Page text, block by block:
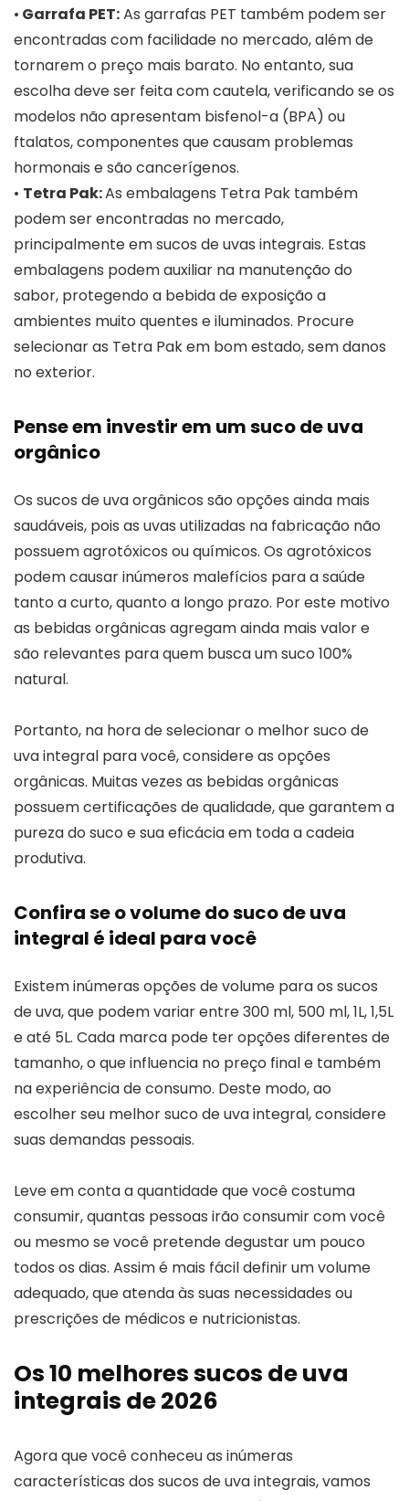
• Garrafa PET:As garrafas PET também podem ser
encontradas com facilidade no mercado, além de
tornarem o preço mais barato. No entanto, sua
escolha deve ser feita com cautela, verificando se os
modelos não apresentam bisfenol-a (BPA) ou
ftalatos, componentes que causam problemas
hormonais e são cancerígenos.
• Tetra Pak:As embalagens Tetra Pak também
podem ser encontradas no mercado,
principalmente em sucos de uvas integrais. Estas
embalagens podem auxiliar na manutenção do
sabor, protegendo a bebida de exposição a
ambientes muito quentes e iluminados. Procure
selecionar as Tetra Pak em bom estado, sem danos
no exterior.
Pense em investir em um suco de uva
orgânico
Os sucos de uva orgânicos são opções ainda mais
saudáveis, pois as uvas utilizadas na fabricação não
possuem agrotóxicos ou químicos. Os agrotóxicos
podem causar inúmeros malefícios para a saúde
tanto a curto, quanto a longo prazo. Por este motivo
as bebidas orgânicas agregam ainda mais valor e
são relevantes para quem busca um suco 100%
natural.
Portanto, na hora de selecionar o melhor suco de
uva integral para você, considere as opções
orgânicas. Muitas vezes as bebidas orgânicas
possuem certificações de qualidade, que garantem a
pureza do suco e sua eficácia em toda a cadeia
produtiva.
Confira se o volume do suco de uva
integral é ideal para você
Existem inúmeras opções de volume para os sucos
de uva, que podem variar entre 300 ml, 500 ml, 1L, 1,5L
e até 5L. Cada marca pode ter opções diferentes de
tamanho, o que influencia no preço final e também
na experiência de consumo. Deste modo, ao
escolher seu melhor suco de uva integral, considere
suas demandas pessoais.
Leve em conta a quantidade que você costuma
consumir, quantas pessoas irão consumir com você
ou mesmo se você pretende degustar um pouco
todos os dias. Assim é mais fácil definir um volume
adequado, que atenda às suas necessidades ou
prescrições de médicos e nutricionistas.
Os 10 melhores sucos de uva
integrais de 2026
Agora que você conheceu as inúmeras
características dos sucos de uva integrais, vamos